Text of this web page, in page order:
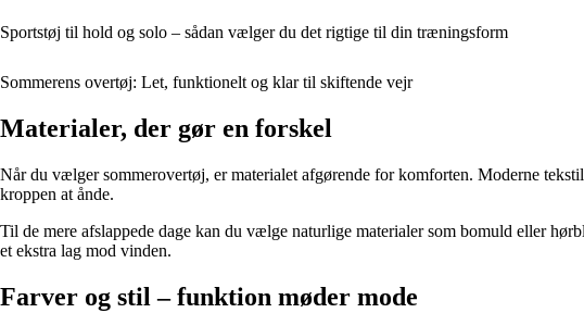
Sportstøj til hold og solo – sådan vælger du det rigtige til din træningsform
Sommerens overtøj: Let, funktionelt og klar til skiftende vejr
Materialer, der gør en forskel
Når du vælger sommerovertøj, er materialet afgørende for komforten. Moderne
kroppen at ånde.
Til de mere afslappede dage kan du vælge naturlige materialer som bomuld eller
et ekstra lag mod vinden.
Farver og stil – funktion møder mode